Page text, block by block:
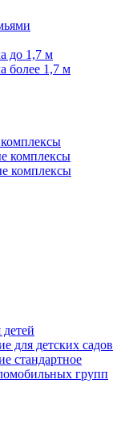
до 1,7 м
более 1,7 м
комплексы
комплексы
для детских садов
стандартное
групп